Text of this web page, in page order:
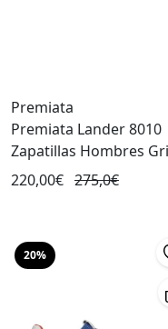
Premiata
Premiata Lander 8010
Zapatillas Hombres
220,00€ 275,0€
20%